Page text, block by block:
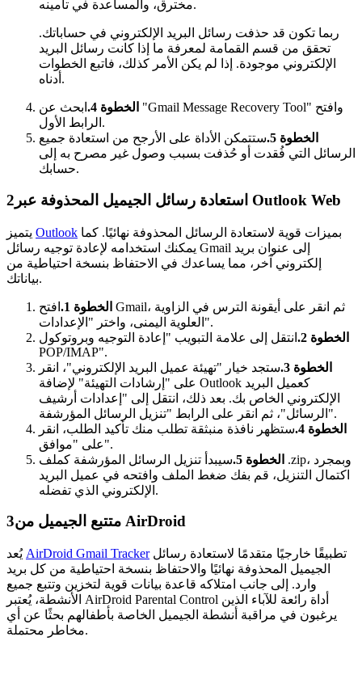
مخترق، والمساعدة في تأمينه.
ربما تكون قد حذفت رسائل البريد الإلكتروني في حساباتك.
تحقق من قسم القمامة لمعرفة ما إذا كانت رسائل البريد
الإلكتروني موجودة. إذا لم يكن الأمر كذلك، فاتبع الخطوات
أدناه.
الخطوة 4.
ابحث عن "Gmail Message Recovery Tool" وافتح
الرابط الأول.
الخطوة 5.
ستتمكن الأداة على الأرجح من استعادة جميع
الرسائل التي فُقدت أو حُذفت بسبب وصول غير مصرح به إلى
حسابك.
2 استعادة رسائل الجيميل المحذوفة عبر Outlook Web
Outlook
يمكنك استخدامه لإعادة توجيه رسائل Gmail إلى عنوان بريد
إلكتروني آخر، مما يساعدك في الاحتفاظ بنسخة احتياطية من
بياناتك.
الخطوة 1.
افتح Gmail، ثم انقر على أيقونة الترس في الزاوية
العلوية اليمنى، واختر "الإعدادات".
الخطوة 2.
انتقل إلى علامة التبويب "إعادة التوجيه وبروتوكول
POP/IMAP".
الخطوة 3.
ستجد خيار "تهيئة عميل البريد الإلكتروني"، انقر
على "إرشادات التهيئة" لإضافة Outlook كعميل البريد
الإلكتروني الخاص بك. بعد ذلك، انتقل إلى "إعدادات أرشيف
الرسائل"، ثم انقر على الرابط "تنزيل الرسائل المؤرشفة".
الخطوة 4.
ستظهر نافذة منبثقة تطلب منك تأكيد الطلب، انقر
على "موافق".
الخطوة 5.
سيبدأ تنزيل الرسائل المؤرشفة كملف .zip، وبمجرد
اكتمال التنزيل، قم بفك ضغط الملف وافتحه في عميل البريد
الإلكتروني الذي تفضله.
3 متتبع الجيميل من AirDroid
يُعد AirDroid Gmail Trackerتطبيقًا خارجيًا متقدمًا لاستعادة رسائل
الجيميل المحذوفة نهائيًا والاحتفاظ بنسخة احتياطية من كل بريد
وارد. إلى جانب امتلاكه قاعدة بيانات قوية لتخزين وتتبع جميع
الأنشطة، يُعتبر AirDroid Parental Control أداة رائعة للآباء الذين
يرغبون في مراقبة أنشطة الجيميل الخاصة بأطفالهم بحثًا عن أي
مخاطر محتملة.